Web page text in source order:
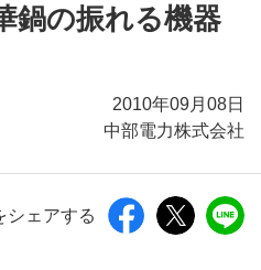
鍋の振れる機器
2010年09月08日
中部電力株式会社
シェアする